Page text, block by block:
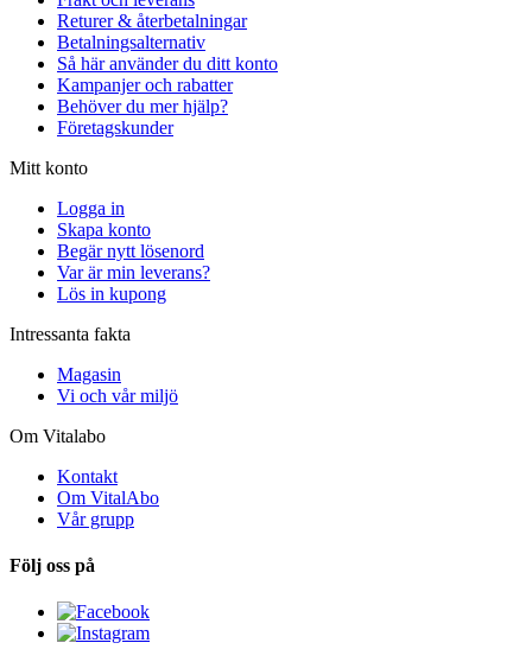
Returer & återbetalningar
Betalningsalternativ
Så här använder du ditt konto
Kampanjer och rabatter
Behöver du mer hjälp?
Företagskunder
Mitt konto
Logga in
Skapa konto
Begär nytt lösenord
Var är min leverans?
Lös in kupong
Intressanta fakta
Magasin
Vi och vår miljö
Om Vitalabo
Kontakt
Om VitalAbo
Vår grupp
Följ oss på